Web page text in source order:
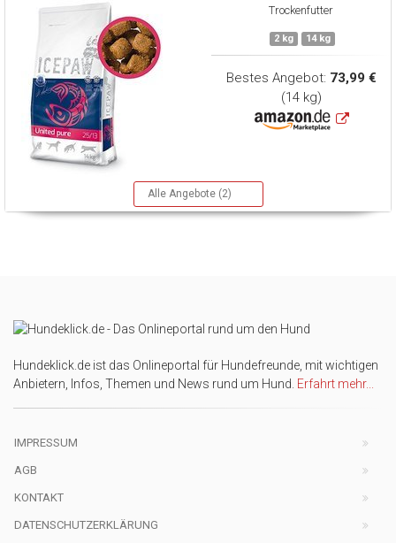
Trockenfutter
2 kg 14 kg
Bestes Angebot: 73,99 €
(14 kg)
Alle Angebote (2)
Hundeklick.de ist das Onlineportal für Hundefreunde, mit wichtigen
Anbietern, Infos, Themen und News rund um Hund. Erfahrt mehr...
IMPRESSUM
AGB
KONTAKT
DATENSCHUTZERKLÄRUNG